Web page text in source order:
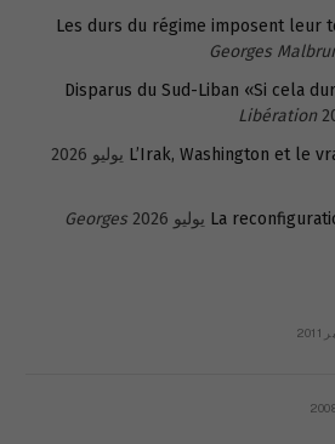
Les durs du régime imposent leur
Georges
Disparus du Sud-Liban «Si cela
Libération
L’Irak, Washington et le
La
Georges